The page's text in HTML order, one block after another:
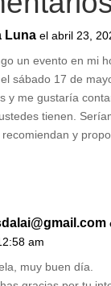
Luna el abril 23,
un evento en mi
sábado 17 de
y me gustaría
tienen.
y
am
muy buen día.